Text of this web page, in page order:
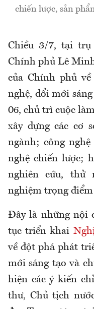
chiến lược, sản
Chiều 3/7, tại
Chính phủ Lê
của Chính phủ
nghệ, đổi mới
06, chủ trì cuộc
xây dựng các cơ
ngành; công
nghệ chiến lược;
nghiên cứu, thử
nghiệm trọng điểm
Đây là những nội
tục triển khai
về đột phá phát
mới sáng tạo và
hiện các ý kiến
thư, Chủ tịch